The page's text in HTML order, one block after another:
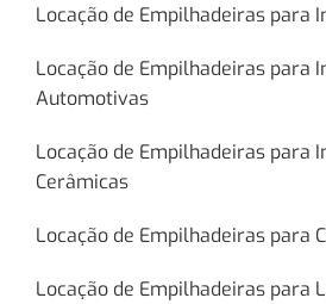
Locação de Empilhadeiras para
Locação de Empilhadeiras para
Automotivas
Locação de Empilhadeiras para
Cerâmicas
Locação de Empilhadeiras para
Locação de Empilhadeiras para